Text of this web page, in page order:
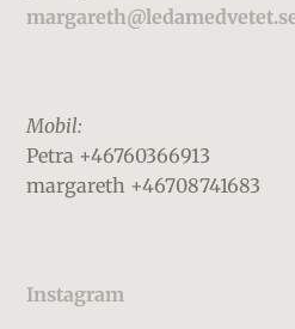
Mobil:
Petra +46760366913
margareth +46708741683
Instagram